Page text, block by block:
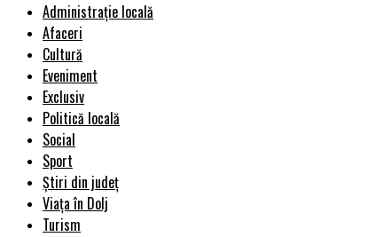
Administrație locală
Afaceri
Cultură
Eveniment
Exclusiv
Politică locală
Social
Sport
Știri din județ
Viața în Dolj
Turism